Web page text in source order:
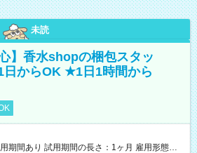
未読
】香水shopの梱包スタッ
からOK ★1日1時間から
用期間あり 試用期間の長さ：1ヶ月 雇用形態、